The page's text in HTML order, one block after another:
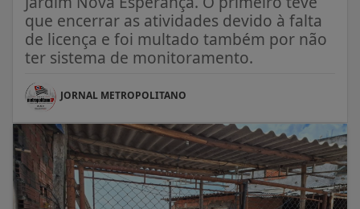
que encerrar as atividades devido à falta
de licença e foi multado também por não
ter sistema de monitoramento.
JORNAL METROPOLITANO